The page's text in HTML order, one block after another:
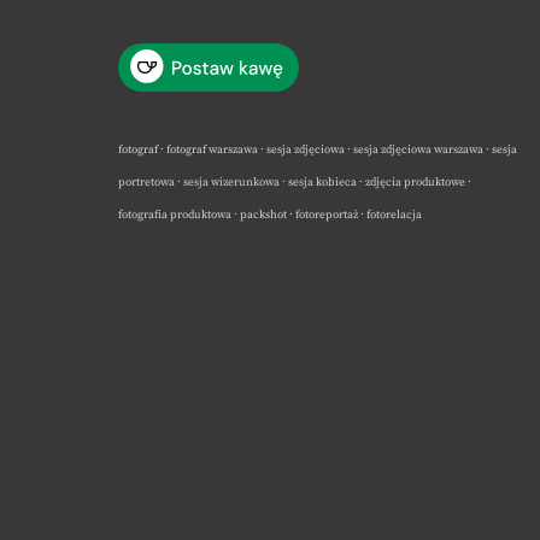
fotograf · fotograf warszawa · sesja zdjęciowa · sesja zdjęciowa warszawa · sesja
portretowa · sesja wizerunkowa · sesja kobieca · zdjęcia produktowe ·
fotografia produktowa · packshot · fotoreportaż · fotorelacja